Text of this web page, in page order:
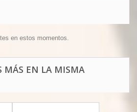
en estos momentos.
MÁS EN LA MISMA